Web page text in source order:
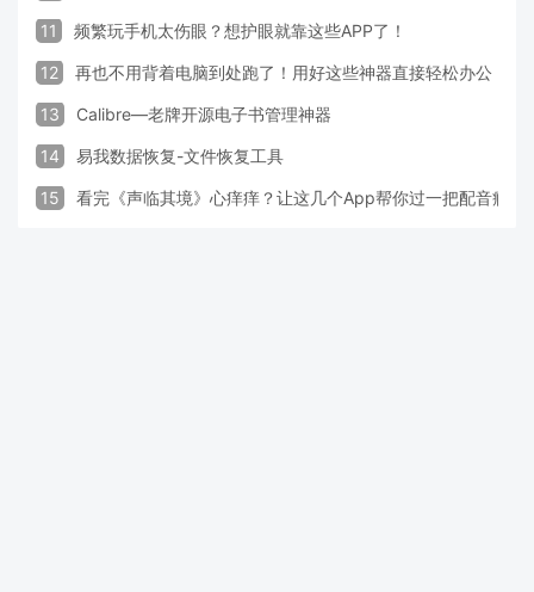
11 频繁玩手机太伤眼？想护眼就靠这些APP了！
12 再也不用背着电脑到处跑了！用好这些神器直接轻松办公
13 Calibre—老牌开源电子书管理神器
14 易我数据恢复-文件恢复工具
15 看完《声临其境》心痒痒？让这几个App帮你过一把配音瘾